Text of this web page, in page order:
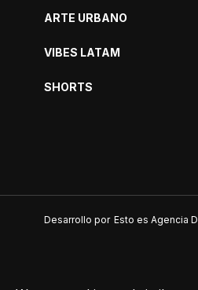
ARTE URBANO
VIBES LATAM
SHORTS
Desarrollo por Esto es Agencia